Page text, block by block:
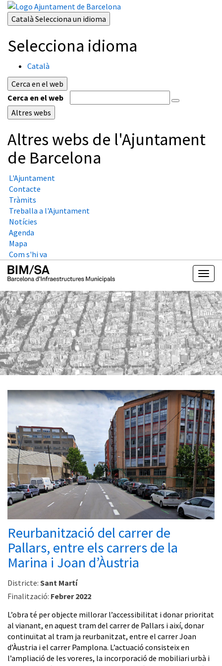
Català Selecciona un idioma
Selecciona idioma
Català
Cerca en el web
Cerca en el web
Altres webs
Altres webs de l'Ajuntament
de Barcelona
L'Ajuntament
Contacte
Tràmits
Treballa a l'Ajuntament
Notícies
Agenda
Mapa
Com s'hi va
Reurbanització del carrer de
Pallars, entre els carrers de la
Marina i Joan d’Àustria
Districte: Sant Martí
Finalització: Febrer 2022
L’obra té per objecte millorar l’accessibilitat i donar prioritat
al vianant, en aquest tram del carrer de Pallars i així, donar
continuïtat al tram ja reurbanitzat, entre el carrer Joan
d’Àustria i el carrer Pamplona. L’actuació consisteix en
l’ampliació de les voreres, la incorporació de mobiliari urbà i